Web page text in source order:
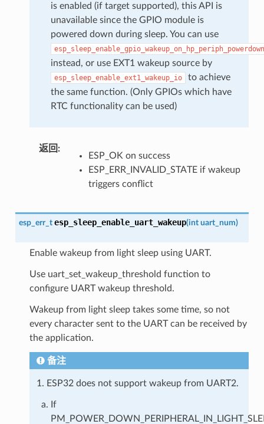
is enabled (if target supported), this API is
unavailable since the GPIO module is
powered down during sleep. You can use
esp_sleep_enable_gpio_wakeup_on_hp_periph_powerdown
instead, or use EXT1 wakeup source by
esp_sleep_enable_ext1_wakeup_io
to achieve
the same function. (Only GPIOs which have
RTC functionality can be used)
返回 :
ESP_OK on success
ESP_ERR_INVALID_STATE if wakeup
triggers conflict
esp_err_t esp_sleep_enable_uart_wakeup(int uart_num)
Enable wakeup from light sleep using UART.
Use uart_set_wakeup_threshold function to
configure UART wakeup threshold.
Wakeup from light sleep takes some time, so not
every character sent to the UART can be received by
the application.
备注
1. ESP32 does not support wakeup from UART2.
If